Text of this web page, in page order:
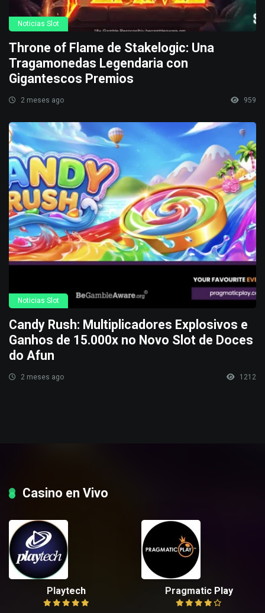
Noticias Slot
Throne of Flame de Stakelogic: Una
Tragamonedas Legendaria con
Gigantescos Premios
2 meses ago 959
Noticias Slot
Candy Rush: Multiplicadores Explosivos e
Ganhos de 15.000x no Novo Slot de Doces
do Afun
2 meses ago 1212
Casino en Vivo
Playtech Pragmatic Play